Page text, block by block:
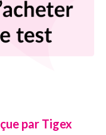
par Tigex